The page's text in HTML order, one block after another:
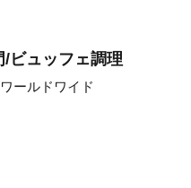
ビュッフェ調理
ールドワイド